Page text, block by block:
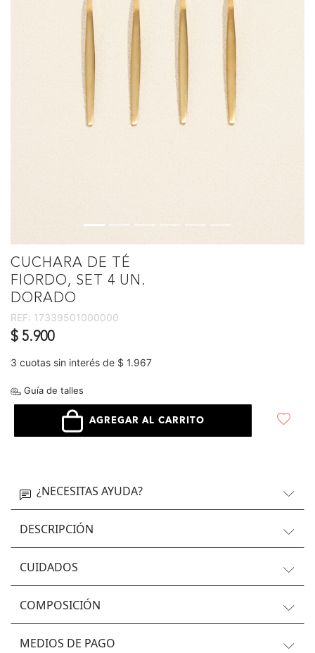
CUCHARA DE TÉ
FIORDO, SET 4 UN.
DORADO
REF: 17339501000000
$ 5.900
3 cuotas sin interés de $ 1.967
Guía de talles
AGREGAR AL CARRITO
¿NECESITAS AYUDA?
DESCRIPCIÓN
CUIDADOS
COMPOSICIÓN
MEDIOS DE PAGO